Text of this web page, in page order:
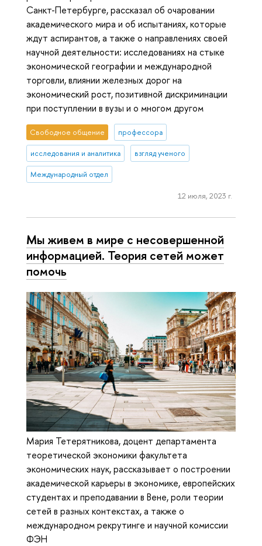
Санкт-Петербурге, рассказал об очаровании
академического мира и об испытаниях, которые
ждут аспирантов, а также о направлениях своей
научной деятельности: исследованиях на стыке
экономической географии и международной
торговли, влиянии железных дорог на
экономический рост, позитивной дискриминации
при поступлении в вузы и о многом другом
Свободное общение профессора
исследования и аналитика взгляд ученого
Международный отдел
12 июля, 2023 г.
Мы живем в мире с несовершенной
информацией. Теория сетей может
помочь
Мария Тетерятникова, доцент департамента
теоретической экономики факультета
экономических наук, рассказывает о построении
академической карьеры в экономике, европейских
студентах и преподавании в Вене, роли теории
сетей в разных контекстах, а также о
международном рекрутинге и научной комиссии
ФЭН